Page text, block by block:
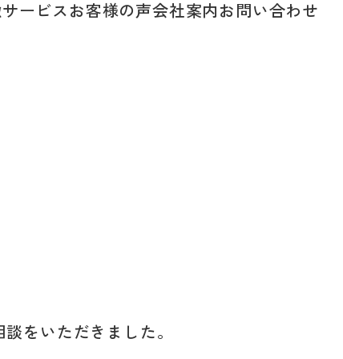
サービスお客様の声会社案内お問い合わせ
をいただきました。